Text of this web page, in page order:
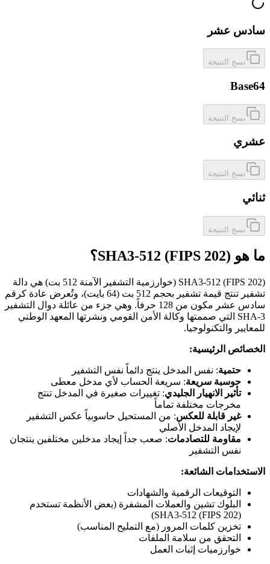
سادس عشر
نسخ النتيجة
Base64
نسخ النتيجة
عشري
نسخ النتيجة
ثنائي
نسخ النتيجة
ما هو SHA3-512 (FIPS 202)؟
SHA3-512 (FIPS 202) (خوارزمية التشفير الآمنة 512 بت) هي دالة
تشفير تنتج قيمة تشفير بحجم 512 بت (64 بايت)، وتُعرض عادة كرقم
سادس عشر مكون من 128 حرفاً. وهي جزء من عائلة دوال التشفير
SHA-3 التي صممتها وكالة الأمن القومي ونشرتها المعهد الوطني
للمعايير والتكنولوجيا.
الخصائص الرئيسية:
حتمية: نفس المدخل ينتج دائماً نفس التشفير
حوسبة سريعة: سريعة الحساب لأي مدخل معطى
تأثير الانهيار الجليدي: تغييرات صغيرة في المدخل تنتج
مخرجات مختلفة تماماً
غير قابلة للعكس: من المستحيل حاسوبياً عكس التشفير
لإيجاد المدخل الأصلي
مقاومة للتصادمات: صعب جداً إيجاد مدخلين مختلفين ينتجان
نفس التشفير
الاستخدامات الشائعة:
التوقيعات الرقمية والشهادات
البلوك تشين والعملات المشفرة (بعض الأنظمة تستخدم
SHA3-512 (FIPS 202))
تخزين كلمات المرور (مع التمليح المناسب)
التحقق من سلامة الملفات
خوارزميات إثبات العمل